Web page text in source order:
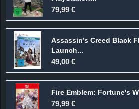
79,99 €
Assassin’s Creed Black
Launch...
49,00 €
Fire Emblem: Fortune's
79,99 €